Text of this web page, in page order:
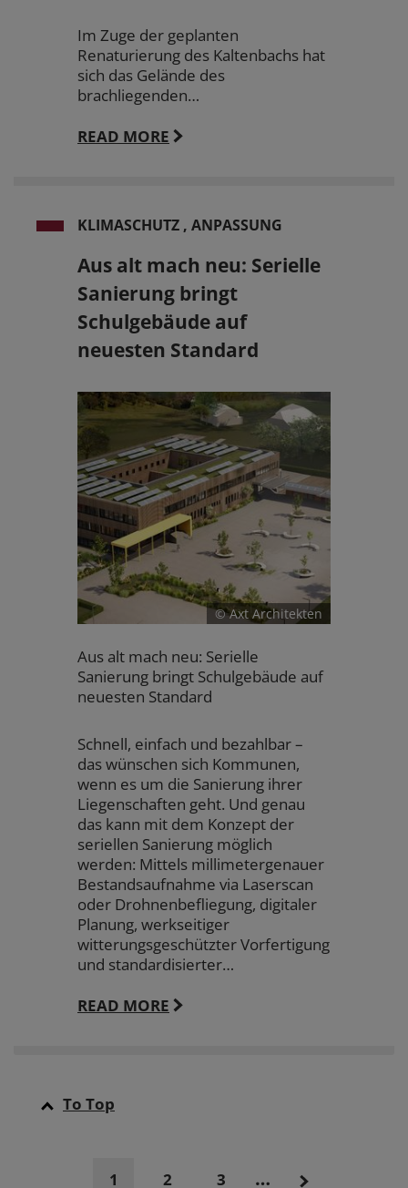
Im Zuge der geplanten
Renaturierung des Kaltenbachs hat
sich das Gelände des
brachliegenden…
READ MORE
KLIMASCHUTZ , ANPASSUNG
Aus alt mach neu: Serielle
Sanierung bringt
Schulgebäude auf
neuesten Standard
© Axt Architekten
Aus alt mach neu: Serielle
Sanierung bringt Schulgebäude auf
neuesten Standard
Schnell, einfach und bezahlbar –
das wünschen sich Kommunen,
wenn es um die Sanierung ihrer
Liegenschaften geht. Und genau
das kann mit dem Konzept der
seriellen Sanierung möglich
werden: Mittels millimetergenauer
Bestandsaufnahme via Laserscan
oder Drohnenbefliegung, digitaler
Planung, werkseitiger
witterungsgeschützter Vorfertigung
und standardisierter…
READ MORE
To Top
1 2 3 …